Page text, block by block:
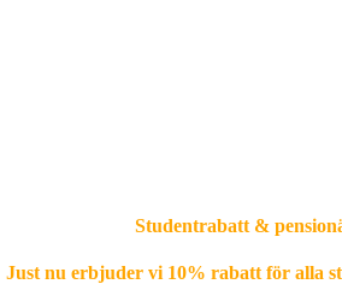
Studentrabatt &
Just nu erbjuder vi 10% rabatt för alla